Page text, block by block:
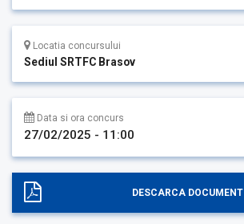
Locatia concursului
Sediul SRTFC Brasov
Data si ora concurs
27/02/2025 - 11:00
DESCARCA DOCUMENT